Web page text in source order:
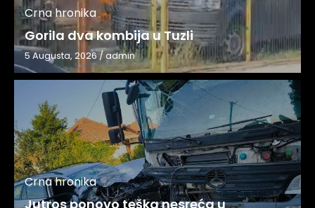
Crna hronika
Gorila dva kombija u Tuzli
5 Augusta, 2026/admin
Crna hronika
Jutros ponovo teška nesreća u